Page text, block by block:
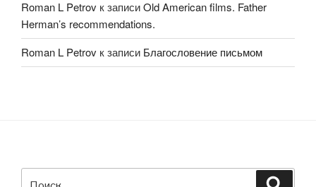
Roman L Petrov к записиOld American films. Father
Herman’s recommendations.
Roman L Petrov к записи Благословение письмом